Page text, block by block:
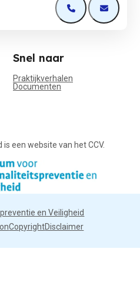
Open deOpen de
Snel naar
Praktijkverhalen
Documenten
een website van het CCV.
en Veiligheid
CopyrightDisclaimer